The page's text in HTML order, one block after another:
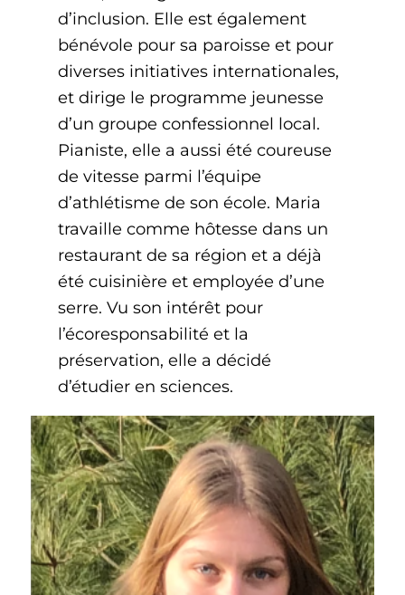
d’inclusion. Elle est également
bénévole pour sa paroisse et pour
diverses initiatives internationales,
et dirige le programme jeunesse
d’un groupe confessionnel local.
Pianiste, elle a aussi été coureuse
de vitesse parmi l’équipe
d’athlétisme de son école. Maria
travaille comme hôtesse dans un
restaurant de sa région et a déjà
été cuisinière et employée d’une
serre. Vu son intérêt pour
l’écoresponsabilité et la
préservation, elle a décidé
d’étudier en sciences.